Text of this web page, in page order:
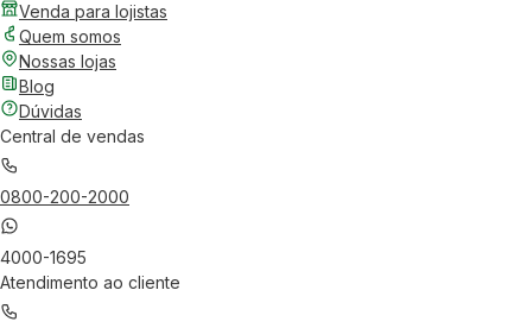
Venda para lojistas
Quem somos
Nossas lojas
Blog
Dúvidas
Central de vendas
0800-200-2000
4000-1695
Atendimento ao cliente